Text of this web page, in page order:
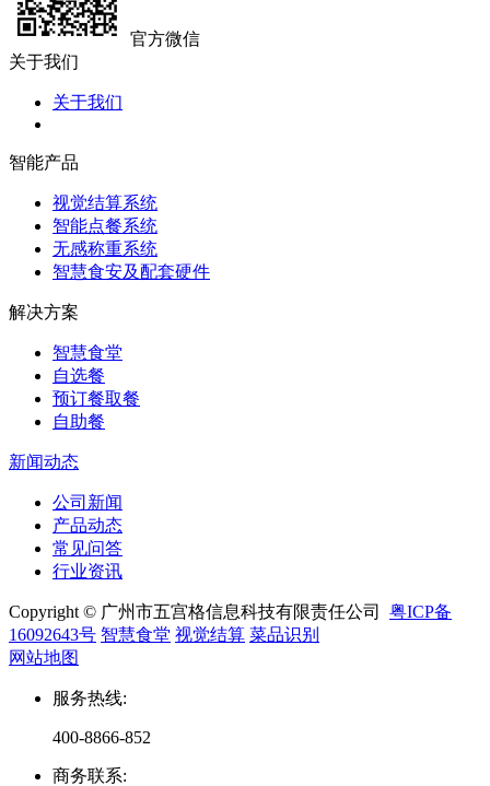
官方微信
关于我们
关于我们
智能产品
视觉结算系统
智能点餐系统
无感称重系统
智慧食安及配套硬件
解决方案
智慧食堂
自选餐
预订餐取餐
自助餐
新闻动态
公司新闻
产品动态
常见问答
行业资讯
Copyright © 广州市五宫格信息科技有限责任公司 粤ICP备
16092643号 智慧食堂 视觉结算 菜品识别
网站地图
服务热线:
400-8866-852
商务联系: